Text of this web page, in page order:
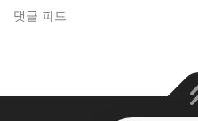
댓글 피드